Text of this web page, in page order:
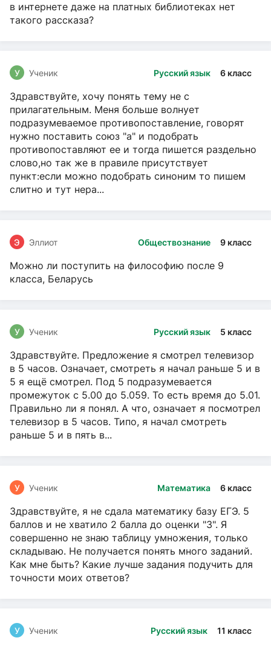
в интернете даже на платных библиотеках нет
такого рассказа?
Русский язык 6 класс
У Ученик
Здравствуйте, хочу понять тему не с
прилагательным. Меня больше волнует
подразумеваемое противопоставление, говорят
нужно поставить союз "а" и подобрать
противопоставляют ее и тогда пишется раздельно
слово,но так же в правиле присутствует
пункт:если можно подобрать синоним то пишем
слитно и тут нера...
Обществознание 9 класс
Э Эллиот
Можно ли поступить на философию после 9
класса, Беларусь
Русский язык 5 класс
У Ученик
Здравствуйте. Предложение я смотрел телевизор
в 5 часов. Означает, смотреть я начал раньше 5 и в
5 я ещё смотрел. Под 5 подразумевается
промежуток с 5.00 до 5.059. То есть время до 5.01.
Правильно ли я понял. А что, означает я посмотрел
телевизор в 5 часов. Типо, я начал смотреть
раньше 5 и в пять в...
Математика 6 класс
У Ученик
Здравствуйте, я не сдала математику базу ЕГЭ. 5
баллов и не хватило 2 балла до оценки "3". Я
совершенно не знаю таблицу умножения, только
складываю. Не получается понять много заданий.
Как мне быть? Какие лучше задания подучить для
точности моих ответов?
Русский язык 11 класс
У Ученик